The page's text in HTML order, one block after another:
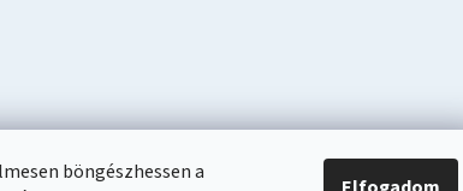
böngészhessen a